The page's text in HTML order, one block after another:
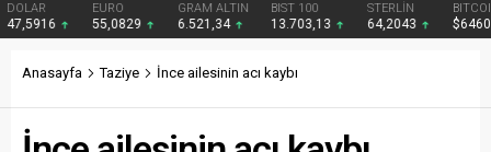
EURO
55,0829
GRAM ALTIN
6.521,34
BIST 100
13.703,13
STERLİN
64,2043
BITCOIN
$64609
BNB
$595
Anasayfa Taziye İnce ailesinin acı kaybı